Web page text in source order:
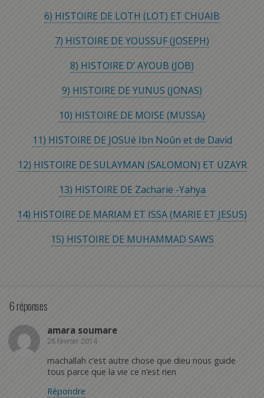
6) HISTOIRE DE LOTH (LOT) ET CHUAIB
7) HISTOIRE DE YOUSSUF (JOSEPH)
8) HISTOIRE D’ AYOUB (JOB)
9) HISTOIRE DE YUNUS (JONAS)
10) HISTOIRE DE MOISE (MUSSA)
11) HISTOIRE DE JOSUé Ibn Noûn et de David
12) HISTOIRE DE SULAYMAN (SALOMON) ET UZAYR
13) HISTOIRE DE Zacharie -Yahya
14) HISTOIRE DE MARIAM ET ISSA (MARIE ET JESUS)
15) HISTOIRE DE MUHAMMAD SAWS
6 réponses
amara soumare
28 février 2014
machallah c’est autre chose que dieu nous guide
tous parce que la vie ce n’est rien
Répondre